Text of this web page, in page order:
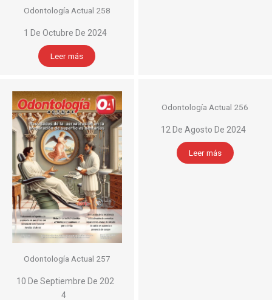
Odontología Actual 258
1 De Octubre De 2024
Leer más
Odontología Actual 257
10 De Septiembre De 202
4
Odontología Actual 256
12 De Agosto De 2024
Leer más